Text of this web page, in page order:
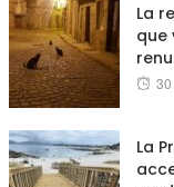
La
que
La